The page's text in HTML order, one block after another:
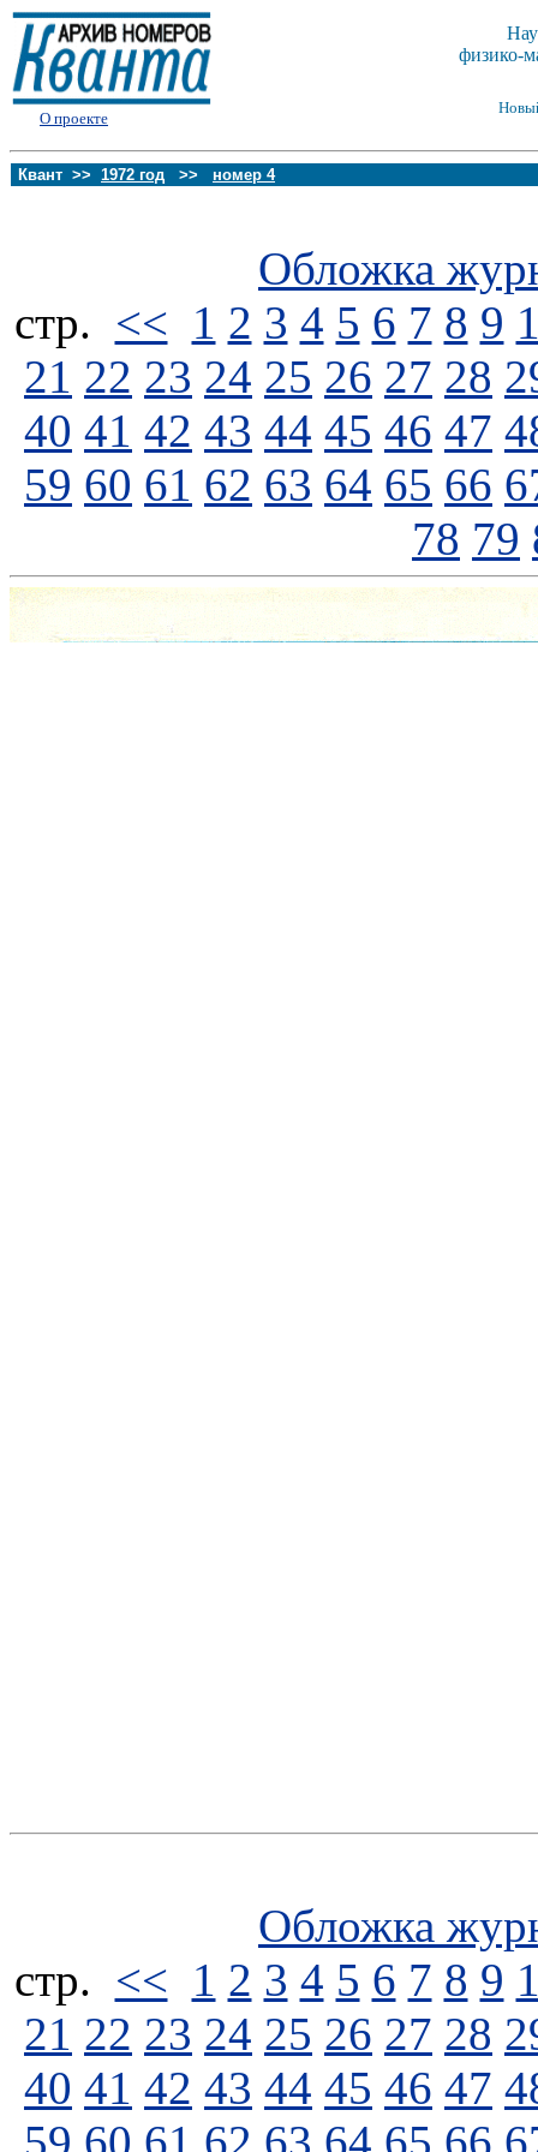
О проекте
физико-
Квант >> 1972 год >> номер 4
Обложка
стp. << 1 2 3 4 5 6 7 8 9
21 22 23 24 25 26 27 28
40 41 42 43 44 45 46 47
59 60 61 62 63 64 65 66
78 79
Обложка
стp. << 1 2 3 4 5 6 7 8 9
21 22 23 24 25 26 27 28
40 41 42 43 44 45 46 47